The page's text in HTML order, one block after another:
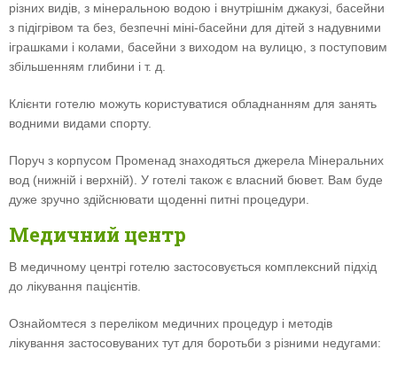
різних видів, з мінеральною водою і внутрішнім джакузі, басейни
з підігрівом та без, безпечні міні-басейни для дітей з надувними
іграшками і колами, басейни з виходом на вулицю, з поступовим
збільшенням глибини і т. д.
Клієнти готелю можуть користуватися обладнанням для занять
водними видами спорту.
Поруч з корпусом Променад знаходяться джерела Мінеральних
вод (нижній і верхній). У готелі також є власний бювет. Вам буде
дуже зручно здійснювати щоденні питні процедури.
Медичний центр
В медичному центрі готелю застосовується комплексний підхід
до лікування пацієнтів.
Ознайомтеся з переліком медичних процедур і методів
лікування застосовуваних тут для боротьби з різними недугами: